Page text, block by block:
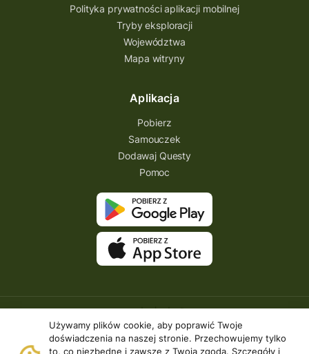
Używamy plików cookie, aby poprawić Twoje
doświadczenia na naszej stronie. Przechowujemy tylko
to, co niezbędne i zawsze z Twoją zgodą. Szczegóły i
Park Etnograficzny w Tokarni
Park Etnograficzny
natura
mazowieckie
Hutniczy Ostrowiec
gry terenowe
gry edukacyjne
akademia questingu
zydzi
życzenia
ziemia lubaczowska
Zielona Góra
zawody questowe
wyprawa odkrywców
wyprawa
wyieczki śląskie
wygraj darmowy quest
Polityka prywatności aplikacji mobilnej
Tryby eksploracji
Województwa
Mapa witryny
Aplikacja
Pobierz
Samouczek
Dodawaj Questy
Pomoc